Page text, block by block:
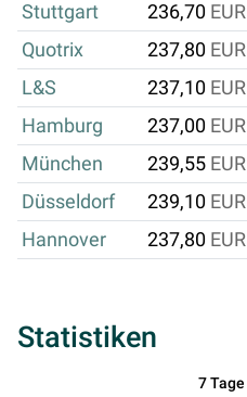
Stuttgart
236,70 EUR
Quotrix
237,80 EUR
L&S
237,10 EUR
Hamburg
237,00 EUR
München
239,55 EUR
Düsseldorf
239,10 EUR
Hannover
237,80 EUR
Statistiken
7 Tage